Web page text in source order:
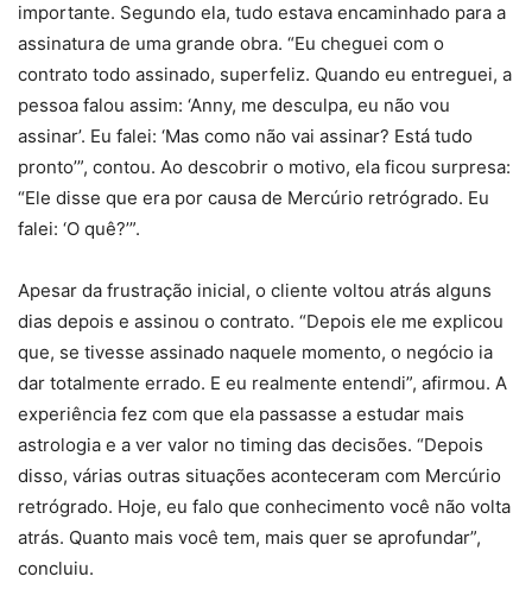
importante. Segundo ela, tudo estava encaminhado para a
assinatura de uma grande obra. “Eu cheguei com o
contrato todo assinado, superfeliz. Quando eu entreguei, a
pessoa falou assim: ‘Anny, me desculpa, eu não vou
assinar’. Eu falei: ‘Mas como não vai assinar? Está tudo
pronto’”, contou. Ao descobrir o motivo, ela ficou surpresa:
“Ele disse que era por causa de Mercúrio retrógrado. Eu
falei: ‘O quê?’”.
Apesar da frustração inicial, o cliente voltou atrás alguns
dias depois e assinou o contrato. “Depois ele me explicou
que, se tivesse assinado naquele momento, o negócio ia
dar totalmente errado. E eu realmente entendi”, afirmou. A
experiência fez com que ela passasse a estudar mais
astrologia e a ver valor no timing das decisões. “Depois
disso, várias outras situações aconteceram com Mercúrio
retrógrado. Hoje, eu falo que conhecimento você não volta
atrás. Quanto mais você tem, mais quer se aprofundar”,
concluiu.